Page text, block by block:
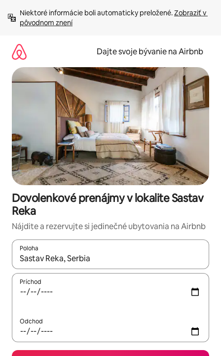
obsah.
Niektoré informácie boli automaticky preložené. Zobraziť v
pôvodnom znení
Dajte svoje bývanie na Airbnb
Dovolenkové prenájmy v lokalite Sastav
Reka
Nájdite a rezervujte si jedinečné ubytovania na Airbnb
Poloha
Keď budú výsledky k dispozícii, môžete si ich prechádzať
Príchod
Odchod